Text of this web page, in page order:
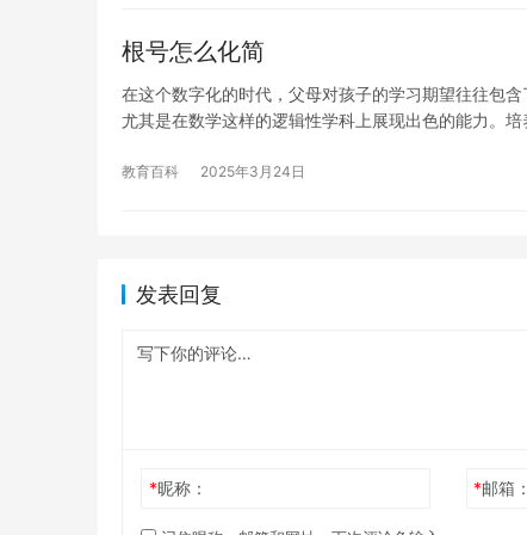
根号怎么化简
在这个数字化的时代，父母对孩子的学习期望往往包
尤其是在数学这样的逻辑性学科上展现出色的能力。
教育百科 2025年3月24日
发表回复
*昵称： *邮箱：